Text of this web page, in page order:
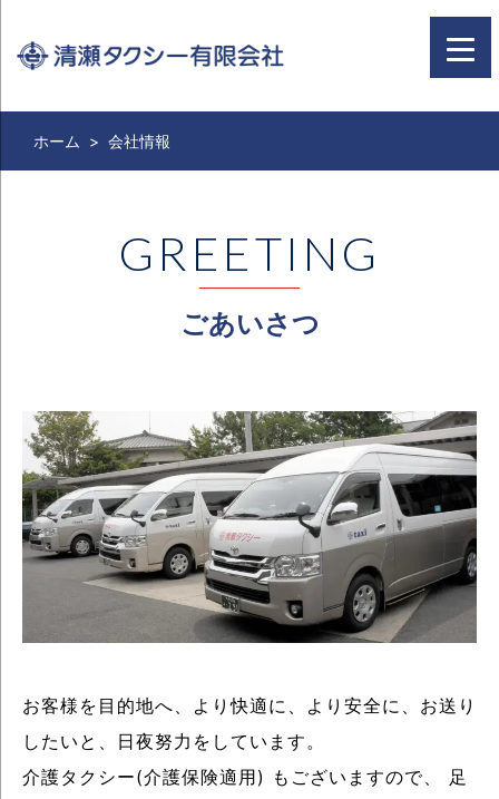
ホーム > 会社情報
ごあいさつ
お客様を目的地へ、より快適に、より安全に、お送り
したいと、日夜努力をしています。
介護タクシー(介護保険適用) もございますので、 足